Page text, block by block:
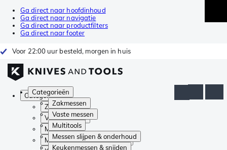
Ga direct naar hoofdinhoud
Ga direct naar navigatie
Ga direct naar productfilters
Ga direct naar footer
Voor 22:00 uur besteld, morgen in huis
Categorieën
Zakmessen
Vaste messen
Multitools
Messen slijpen & onderhoud
Keukenmessen & snijden
Categorieën
Zakmessen
Vaste messen
Multitools
Messen slijpen & onderhoud